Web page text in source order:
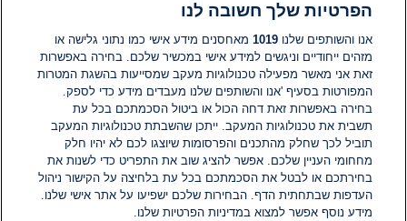
תגובות
אין עדיין תגובות. היה הראשון להגיב
הוסף תגובה
הפרטיות שלך חשובה לנו
אנו והשותפים שלנו1019 מאחסנים מידע אישי כמו נתוני גלישה או
מזהים ייחודיים וניגשים למידע אישי במכשיר שלכם. בחירה באפשרות
זאת אני מאשר מפעילה טכנולוגיות מעקב שמסייעות בהשגת המטרות
המפורטות בסעיף 'אנו והשותפים שלנו מעבדים מידע כדי לספק.
בחירה באפשרות זאת דחה הכול או ביטול הסכמתכם בכל עת
תשבית את טכנולוגיות המעקב. ייתכן שהשבתת טכנולוגיות המעקב
תוביל לכך שחלק מהתכנים והפרסומות שיוצגו לכם לא יהיו חלק
מחחומי העניין שלכם. אפשר להציג שוב את התפריט כדי לשנות את
בחירתכם או לבטל את הסכמתכם בכל עת בלחיצה על הקישור ניהול
העדפות שבתחתית הדף. הבחירות שלכם ישפיעו על אתר אישי שלנו.
מידע נוסף אפשר למצוא במדיניות הפרטיות שלנו.